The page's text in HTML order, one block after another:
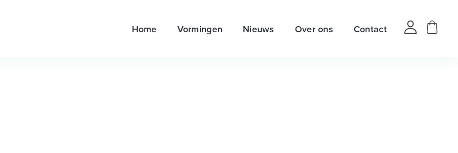
Home Vormingen Nieuws Over ons Contact